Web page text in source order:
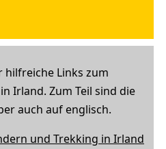
hilfreiche Links zum
Irland. Zum Teil sind die
auch auf englisch.
und Trekking in Irland